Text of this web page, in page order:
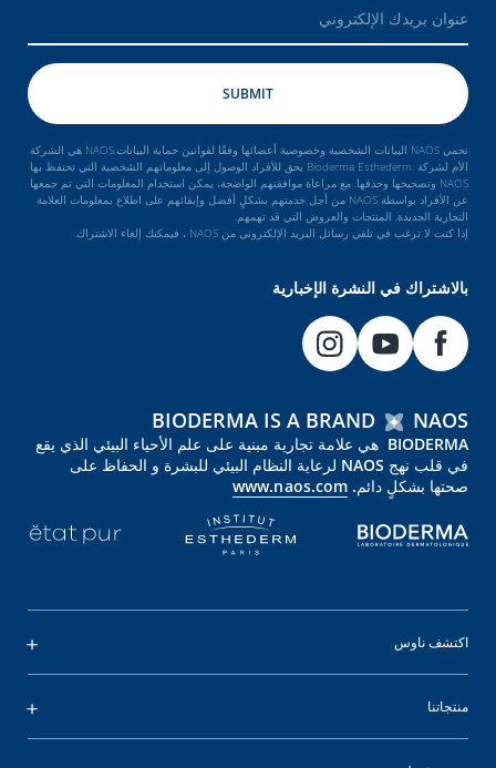
تحمي NAOS البيانات الشخصية وخصوصية أعضائها وفقًا لقوانين حماية البيانات.NAOS هي الشركة
الأم لشركة .Bioderma Esthederm يحق للأفراد الوصول إلى معلوماتهم الشخصية التي تحتفظ بها
NAOS وتصحيحها وحذفها. مع مراعاة موافقتهم الواضحة، يمكن استخدام المعلومات التي تم جمعها
عن الأفراد بواسطة NAOS من أجل خدمتهم بشكلٍ أفضل وإبقائهم على اطلاع بمعلومات العلامة
التجارية الجديدة, المنتجات والعروض التي قد تهمهم.
إذا كنت لا ترغب في تلقي رسائل البريد الإلكتروني من NAOS ، فيمكنك إلغاء الاشتراك.
بالاشتراك في النشرة الإخبارية
BIODERMA IS A BRAND NAOS
BIODERMA هي علامة تجارية مبنية على علم الأحياء البيئي الذي يقع
في قلب نهج NAOS لرعاية النظام البيئي للبشرة و الحفاظ على
صحتها بشكلٍ دائم. www.naos.com
اكتشف ناوس
منتجاتنا